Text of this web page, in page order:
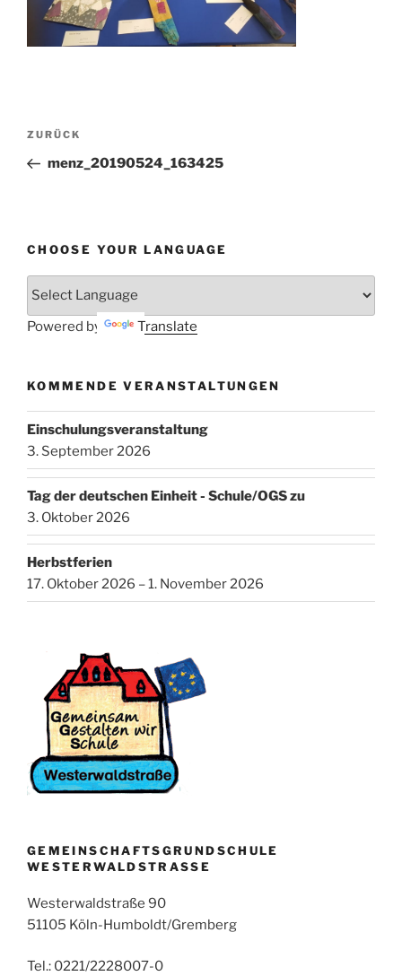
Beitragsnavigation
Vorheriger
Beitrag
ZURÜCK
menz_20190524_163425
CHOOSE YOUR LANGUAGE
Powered by Translate
KOMMENDE VERANSTALTUNGEN
Einschulungsveranstaltung
3. September 2026
Tag der deutschen Einheit - Schule/OGS zu
3. Oktober 2026
Herbstferien
17. Oktober 2026 – 1. November 2026
GEMEINSCHAFTSGRUNDSCHULE
WESTERWALDSTRASSE
Westerwaldstraße 90
51105 Köln-Humboldt/Gremberg
Tel.: 0221/2228007-0